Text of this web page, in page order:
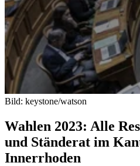
Bild: keystone/watson
Wahlen 2023: Alle
und Ständerat im
Innerrhoden